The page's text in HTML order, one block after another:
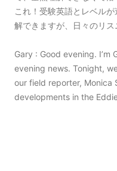
これ！受験英語とレベル
解できますが、日々のリス
Gary : Good evening. I’m
evening news. Tonight,
our field reporter, Monica
developments in the